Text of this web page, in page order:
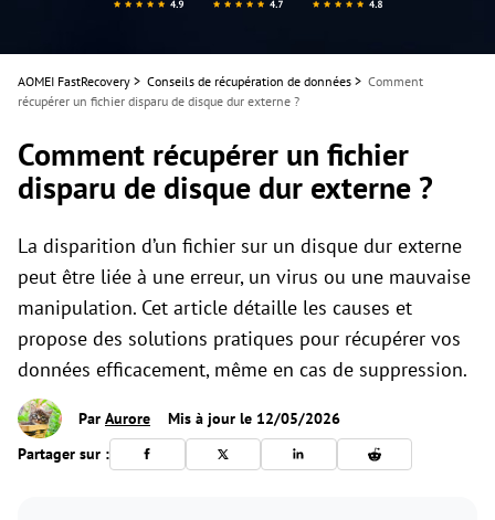
AOMEI FastRecovery > Conseils de récupération de données > Comment
récupérer un fichier disparu de disque dur externe ?
Comment récupérer un fichier
disparu de disque dur externe ?
La disparition d’un fichier sur un disque dur externe
peut être liée à une erreur, un virus ou une mauvaise
manipulation. Cet article détaille les causes et
propose des solutions pratiques pour récupérer vos
données efficacement, même en cas de suppression.
Par Aurore
Mis à jour le 12/05/2026
Partager sur :